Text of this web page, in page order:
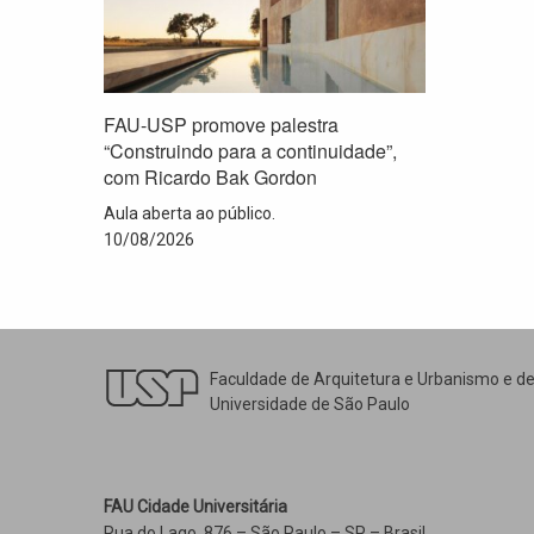
FAU-USP promove palestra
“Construindo para a continuidade”,
com Ricardo Bak Gordon
Aula aberta ao público.
10/08/2026
Faculdade de Arquitetura e Urbanismo e
Universidade de São Paulo
FAU Cidade Universitária